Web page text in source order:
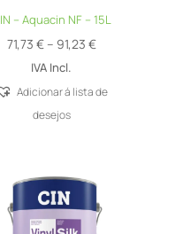
– Aquacin NF – 15L
71,73 € – 91,23 €Price
71,73 €
IVA Incl.
Adicionar á lista de
desejos